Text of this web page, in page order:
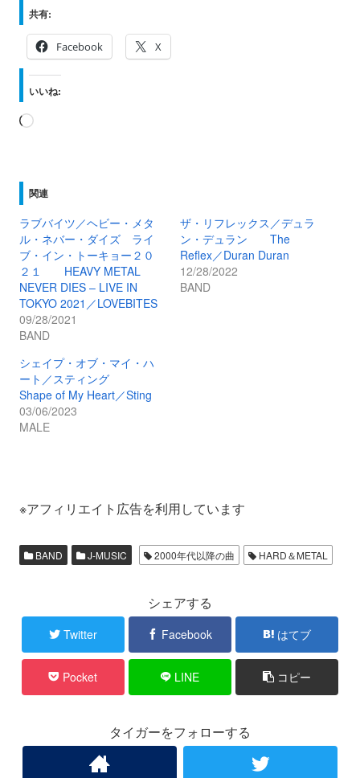
共有:
Facebook X
いいね:
読
み
関連
ラブバイツ／ヘビー・メタ
ル・ネバー・ダイズ ライ
ブ・イン・トーキョー２０
２１ HEAVY METAL
NEVER DIES – LIVE IN
TOKYO 2021／LOVEBITES
09/28/2021
BAND
ザ・リフレックス／デュラ
ン・デュラン The
Reflex／Duran Duran
12/28/2022
BAND
シェイプ・オブ・マイ・ハ
ート／スティング
Shape of My Heart／Sting
03/06/2023
MALE
※アフィリエイト広告を利用しています
BAND J-MUSIC 2000年代以降の曲 HARD＆METAL
シェアする
Twitter Facebook はてブ
Pocket LINE コピー
タイガーをフォローする